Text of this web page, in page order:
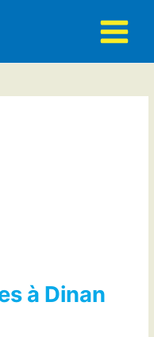
à Dinan